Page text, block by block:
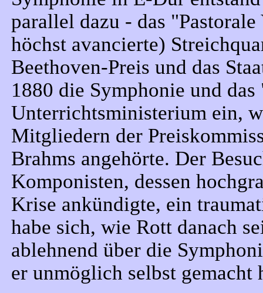
parallel dazu - das
höchst avancierte)
Beethoven-Preis und das
1880 die Symphonie und
Unterrichtsministerium ein,
Mitgliedern der
Brahms angehörte. Der
Komponisten, dessen
Krise ankündigte, ein
habe sich, wie Rott danach
ablehnend über die
er unmöglich selbst gemacht